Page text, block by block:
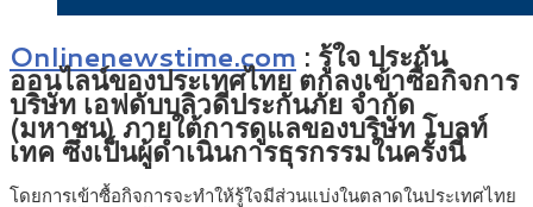
Onlinenewstime.com : รู้ใจ ประกัน
ออนไลน์ของประเทศไทย ตกลงเข้าซื้อกิจการ
บริษัท เอฟดับบลิวดีประกันภัย จำกัด
(มหาชน) ภายใต้การดูแลของบริษัท โบลท์
เทค ซึ่งเป็นผู้ดำเนินการธุรกรรมในครั้งนี้
โดยการเข้าซื้อกิจการจะทำให้รู้ใจมีส่วนแบ่งในตลาดในประเทศไทย